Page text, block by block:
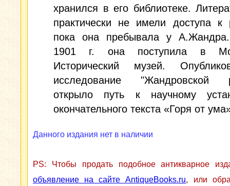
хранился в его библиотеке.
практически не имели доступа к
пока она пребывала у
1901 г. она поступила в
Исторический музей.
исследование "Жандровской
открыло путь к научному
окончательного текста «Горя от
Данного издания нет в наличии
PS: Чтобы продать подобное антикварное
объявление на сайте AntiqueBooks.ru, или